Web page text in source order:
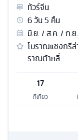
ทัวร์จีน
6วัน5 คืน
มิ.ย. / ส.ค. / ก.
โบราณแชงกรีล่
ราณต้าหลี่
17
ที่เที่ยว